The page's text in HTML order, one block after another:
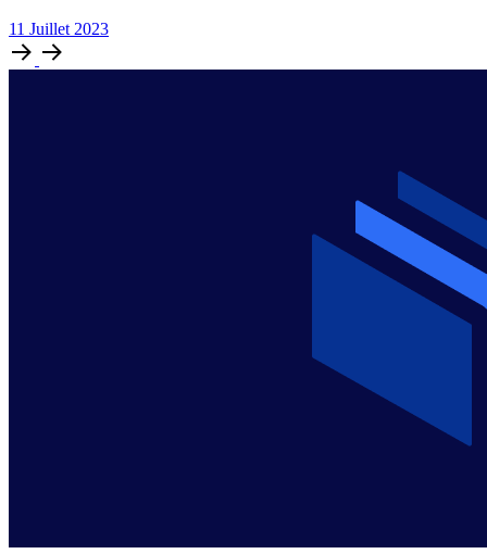
11 Juillet 2023